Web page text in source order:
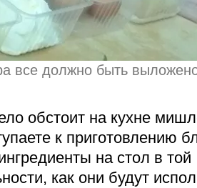
все должно быть
обстоит на кухне
к приготовлению
на стол в той
как они будут